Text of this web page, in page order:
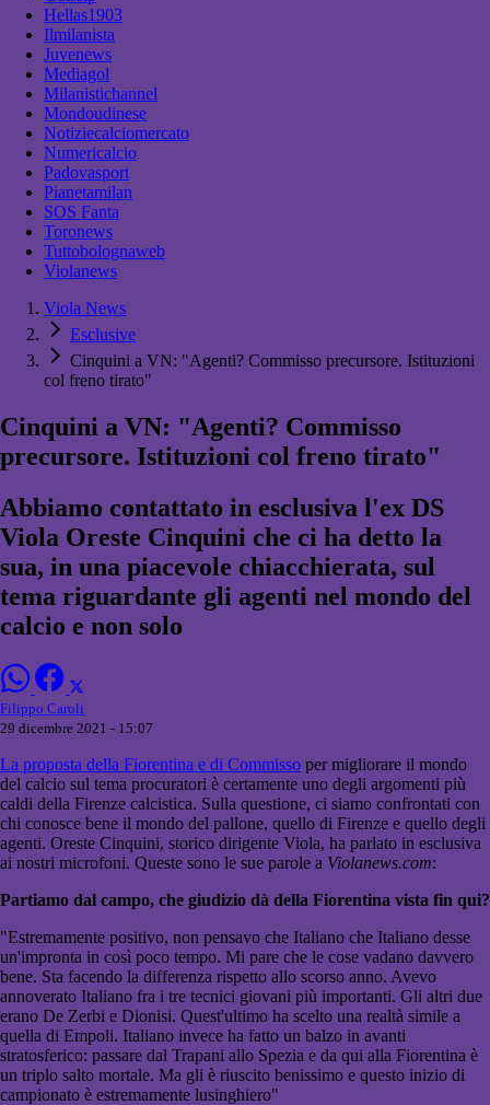
Hellas1903
Ilmilanista
Juvenews
Mediagol
Milanistichannel
Mondoudinese
Notiziecalciomercato
Numericalcio
Padovasport
Pianetamilan
SOS Fanta
Toronews
Tuttobolognaweb
Violanews
Viola News
Esclusive
Cinquini a VN: "Agenti? Commisso precursore. Istituzioni
col freno tirato"
Cinquini a VN: "Agenti? Commisso
precursore. Istituzioni col freno tirato"
Abbiamo contattato in esclusiva l'ex DS
Viola Oreste Cinquini che ci ha detto la
sua, in una piacevole chiacchierata, sul
tema riguardante gli agenti nel mondo del
calcio e non solo
Filippo Caroli
29 dicembre 2021 - 15:07
La proposta della Fiorentina e di Commisso per migliorare il mondo
del calcio sul tema procuratori è certamente uno degli argomenti più
caldi della Firenze calcistica. Sulla questione, ci siamo confrontati con
chi conosce bene il mondo del pallone, quello di Firenze e quello degli
agenti. Oreste Cinquini, storico dirigente Viola, ha parlato in esclusiva
ai nostri microfoni. Queste sono le sue parole a Violanews.com:
Partiamo dal campo, che giudizio dà della Fiorentina vista fin qui?
"Estremamente positivo, non pensavo che Italiano che Italiano desse
un'impronta in così poco tempo. Mi pare che le cose vadano davvero
bene. Sta facendo la differenza rispetto allo scorso anno. Avevo
annoverato Italiano fra i tre tecnici giovani più importanti. Gli altri due
erano De Zerbi e Dionisi. Quest'ultimo ha scelto una realtà simile a
quella di Empoli. Italiano invece ha fatto un balzo in avanti
stratosferico: passare dal Trapani allo Spezia e da qui alla Fiorentina è
un triplo salto mortale. Ma gli è riuscito benissimo e questo inizio di
campionato è estremamente lusinghiero"